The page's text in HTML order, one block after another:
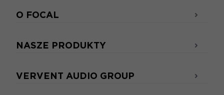
O FOCAL
NASZE PRODUKTY
VERVENT AUDIO GROUP